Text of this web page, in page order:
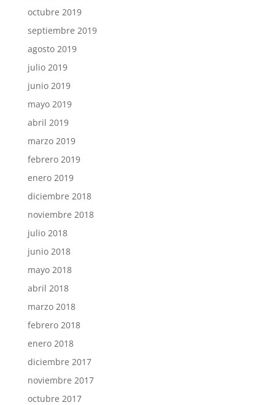
octubre 2019
septiembre 2019
agosto 2019
julio 2019
junio 2019
mayo 2019
abril 2019
marzo 2019
febrero 2019
enero 2019
diciembre 2018
noviembre 2018
julio 2018
junio 2018
mayo 2018
abril 2018
marzo 2018
febrero 2018
enero 2018
diciembre 2017
noviembre 2017
octubre 2017